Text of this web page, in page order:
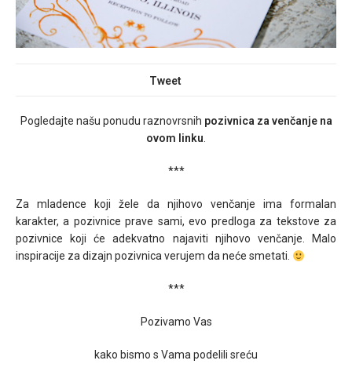
Tweet
Pogledajte našu ponudu raznovrsnih pozivnica za venčanje na
ovom linku.
***
Za mladence koji žele da njihovo venčanje ima formalan
karakter, a pozivnice prave sami, evo predloga za tekstove za
pozivnice koji će adekvatno najaviti njihovo venčanje. Malo
inspiracije za dizajn pozivnica verujem da neće smetati.
***
Pozivamo Vas
kako bismo s Vama podelili sreću